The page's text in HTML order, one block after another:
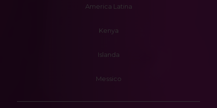
America Latina
Kenya
Islanda
Messico